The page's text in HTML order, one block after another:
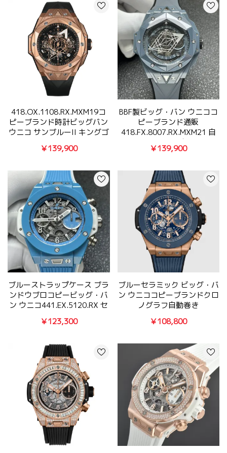
418.OX.1108.RX.MXM19コ
ピーブランド時計ビッグバン
ウニコ サンブルーII キングゴ
￥139,900
BBF製ビッグ・バン ウニココ
ピーブランド通販
418.FX.8007.RX.MXM21 自
動巻き1240高級材料
￥139,900
ブルーストラップケース ブラ
ンドウブロコピービッグ・バ
ン ウニコ441.EX.5120.RX セ
￥123,300
ブルーセラミック ビッグ・バ
ン ウニココピーブランドクロ
ノグラフ自動巻き
￥108,800